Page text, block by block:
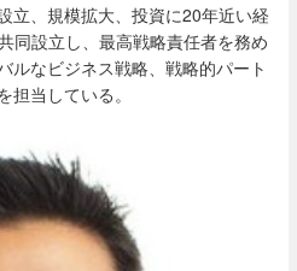
立、規模拡大、投資に20年近い経
同設立し、最高戦略責任者を務め
ルなビジネス戦略、戦略的パート
当している。